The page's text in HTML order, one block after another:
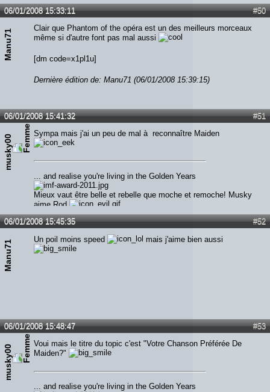
#50
06/01/2008 15:33:11
Manu71
Clair que Phantom of the opéra est un des meilleurs morceaux
même si d'autre font pas mal aussi
[dm code=x1pl1u]
Dernière édition de: Manu71 (06/01/2008 15:39:15)
#51
06/01/2008 15:41:32
musky00
Sympa mais j'ai un peu de mal à reconnaître Maiden
... and realise you're living in the Golden Years
Mieux vaut être belle et rebelle que moche et remoche! Musky
aime Rod
#52
06/01/2008 15:45:35
Manu71 Un poil moins speed mais j'aime bien aussi
#53
06/01/2008 15:48:47
musky00
Voui mais le titre du topic c'est "Votre Chanson Préférée De
Maiden?"
... and realise you're living in the Golden Years